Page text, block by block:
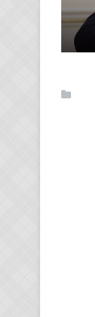
من
وزارة
الاجتماعي